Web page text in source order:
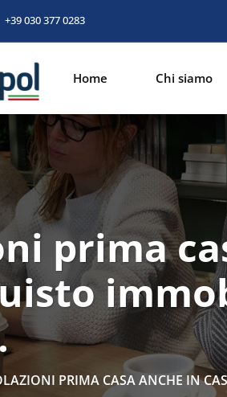
+39 030 377 0283
Home Chi siamo
prima
PRIMA CASA ANCHE IN